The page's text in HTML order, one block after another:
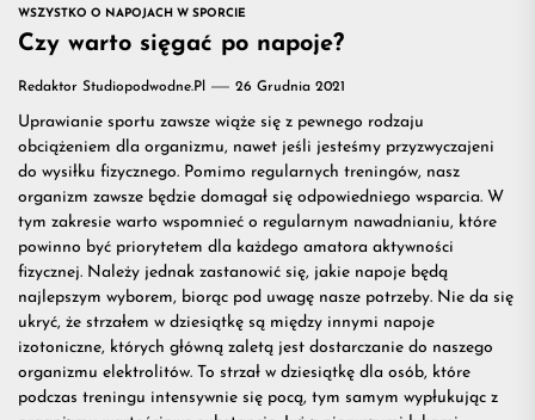
temat
napojów
na
treningu
napojów przydatnych
na treningu
WSZYSTKO O NAPOJACH W SPORCIE
Czy warto sięgać po napoje?
Redaktor Studiopodwodne.pl 26 Grudnia 2021
Uprawianie sportu zawsze wiąże się z pewnego rodzaju
obciążeniem dla organizmu, nawet jeśli jesteśmy przyzwyczajeni
do wysiłku fizycznego. Pomimo regularnych treningów, nasz
organizm zawsze będzie domagał się odpowiedniego wsparcia. W
tym zakresie warto wspomnieć o regularnym nawadnianiu, które
powinno być priorytetem dla każdego amatora aktywności
fizycznej. Należy jednak zastanowić się, jakie napoje będą
najlepszym wyborem, biorąc pod uwagę nasze potrzeby. Nie da się
ukryć, że strzałem w dziesiątkę są między innymi napoje
izotoniczne, których główną zaletą jest dostarczanie do naszego
organizmu elektrolitów. To strzał w dziesiątkę dla osób, które
podczas treningu intensywnie się pocą, tym samym wypłukując z